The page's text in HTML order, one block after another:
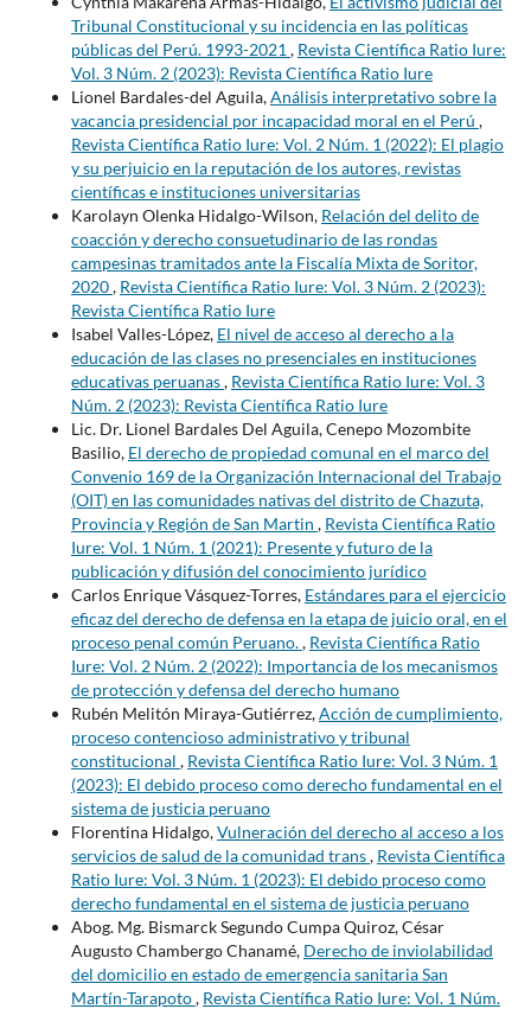
Tribunal Constitucional y su incidencia en las políticas
públicas del Perú. 1993-2021 , Revista Científica Ratio Iure:
Vol. 3 Núm. 2 (2023): Revista Científica Ratio Iure
Lionel Bardales-del Aguila,Análisis interpretativo sobre la
vacancia presidencial por incapacidad moral en el Perú ,
Revista Científica Ratio Iure: Vol. 2 Núm. 1 (2022): El plagio
y su perjuicio en la reputación de los autores, revistas
científicas e instituciones universitarias
Karolayn Olenka Hidalgo-Wilson, Relación del delito de
coacción y derecho consuetudinario de las rondas
campesinas tramitados ante la Fiscalía Mixta de Soritor,
2020, Revista Científica Ratio Iure: Vol. 3 Núm. 2 (2023):
Revista Científica Ratio Iure
Isabel Valles-López, El nivel de acceso al derecho a la
educación de las clases no presenciales en instituciones
educativas peruanas, Revista Científica Ratio Iure: Vol. 3
Núm. 2 (2023): Revista Científica Ratio Iure
Lic. Dr. Lionel Bardales Del Aguila, Cenepo Mozombite
Basilio, El derecho de propiedad comunal en el marco del
Convenio 169 de la Organización Internacional del Trabajo
(OIT) en las comunidades nativas del distrito de Chazuta,
Provincia y Región de San Martin , Revista Científica Ratio
Iure: Vol. 1 Núm. 1 (2021): Presente y futuro de la
publicación y difusión del conocimiento jurídico
Carlos Enrique Vásquez-Torres, Estándares para el ejercicio
eficaz del derecho de defensa en la etapa de juicio oral, en el
proceso penal común Peruano., Revista Científica Ratio
Iure: Vol. 2 Núm. 2 (2022): Importancia de los mecanismos
de protección y defensa del derecho humano
Rubén Melitón Miraya-Gutiérrez,Acción de cumplimiento,
proceso contencioso administrativo y tribunal
constitucional , Revista Científica Ratio Iure: Vol. 3 Núm. 1
(2023): El debido proceso como derecho fundamental en el
sistema de justicia peruano
Florentina Hidalgo,Vulneración del derecho al acceso a los
servicios de salud de la comunidad trans, Revista Científica
Ratio Iure: Vol. 3 Núm. 1 (2023): El debido proceso como
derecho fundamental en el sistema de justicia peruano
Abog. Mg. Bismarck Segundo Cumpa Quiroz, César
Augusto Chambergo Chanamé, Derecho de inviolabilidad
del domicilio en estado de emergencia sanitaria San
Martín-Tarapoto, Revista Científica Ratio Iure: Vol. 1 Núm.